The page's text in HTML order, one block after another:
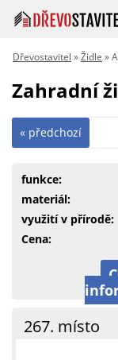
Dřevostavitel »Židle »
Zahradní
« předchozí
funkce:
materiál:
využití v přírodě:
Cena:
267. místo